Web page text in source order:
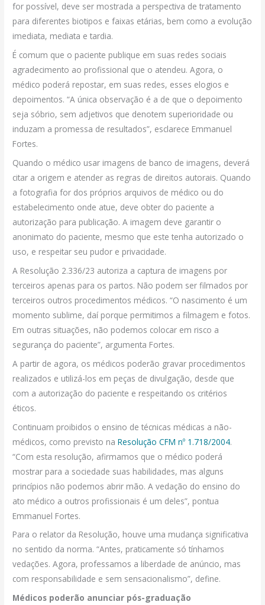
for possível, deve ser mostrada a perspectiva de tratamento
para diferentes biotipos e faixas etárias, bem como a evolução
imediata, mediata e tardia.
É comum que o paciente publique em suas redes sociais
agradecimento ao profissional que o atendeu. Agora, o
médico poderá repostar, em suas redes, esses elogios e
depoimentos. “A única observação é a de que o depoimento
seja sóbrio, sem adjetivos que denotem superioridade ou
induzam a promessa de resultados”, esclarece Emmanuel
Fortes.
Quando o médico usar imagens de banco de imagens, deverá
citar a origem e atender as regras de direitos autorais. Quando
a fotografia for dos próprios arquivos de médico ou do
estabelecimento onde atue, deve obter do paciente a
autorização para publicação. A imagem deve garantir o
anonimato do paciente, mesmo que este tenha autorizado o
uso, e respeitar seu pudor e privacidade.
A Resolução 2.336/23 autoriza a captura de imagens por
terceiros apenas para os partos. Não podem ser filmados por
terceiros outros procedimentos médicos. “O nascimento é um
momento sublime, daí porque permitimos a filmagem e fotos.
Em outras situações, não podemos colocar em risco a
segurança do paciente”, argumenta Fortes.
A partir de agora, os médicos poderão gravar procedimentos
realizados e utilizá-los em peças de divulgação, desde que
com a autorização do paciente e respeitando os critérios
éticos.
Continuam proibidos o ensino de técnicas médicas a não-
médicos, como previsto naResolução CFM nº 1.718/2004.
“Com esta resolução, afirmamos que o médico poderá
mostrar para a sociedade suas habilidades, mas alguns
princípios não podemos abrir mão. A vedação do ensino do
ato médico a outros profissionais é um deles”, pontua
Emmanuel Fortes.
Para o relator da Resolução, houve uma mudança significativa
no sentido da norma. “Antes, praticamente só tínhamos
vedações. Agora, professamos a liberdade de anúncio, mas
com responsabilidade e sem sensacionalismo”, define.
Médicos poderão anunciar pós-graduação